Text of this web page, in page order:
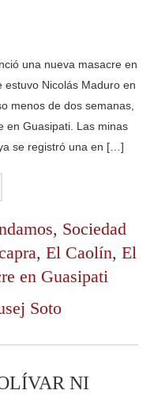
una nueva masacre en
Nicolás Maduro en
menos de dos semanas,
en Guasipati. Las minas
se registró una en […]
, Sociedad
, El Caolín, El
en Guasipati
Soto
NI